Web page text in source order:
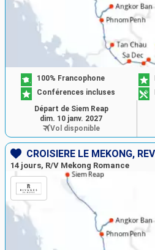
100% Francophone
Conférences incluses
Départ de Siem Reap
dim. 10 janv. 2027
Vol disponible
14 jours, R/V Mekong Romance